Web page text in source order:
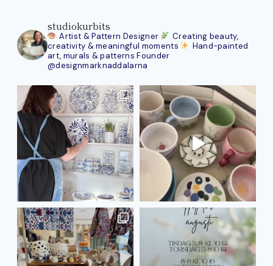
studiokurbits
Artist & Pattern Designer
Creating beauty,
creativity & meaningful moments
Hand-painted
art, murals & patterns Founder
@designmarknaddalarna